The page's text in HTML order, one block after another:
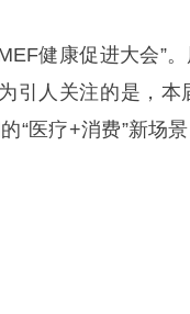
健康促进大会”
引人关注的是，本
“医疗+消费”新场